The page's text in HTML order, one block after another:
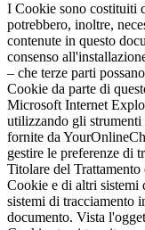
I Cookie sono costituiti
potrebbero, inoltre,
contenute in questo
consenso
– che terze parti
Cookie da parte di
Microsoft Internet
utilizzando gli strumenti
fornite da
gestire le preferenze di
Titolare del
Cookie e di altri sistemi
sistemi di tracciamento
documento. Vista